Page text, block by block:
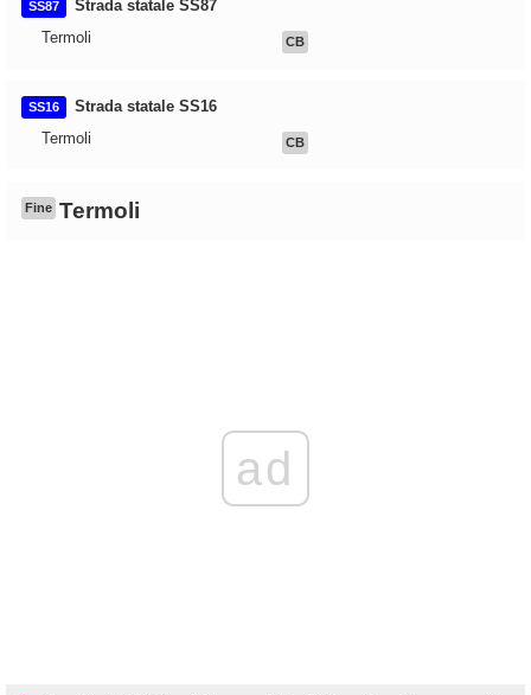
SS87
Strada statale SS87
Termoli
CB
SS16
Strada statale SS16
Termoli
CB
Fine Termoli
ad